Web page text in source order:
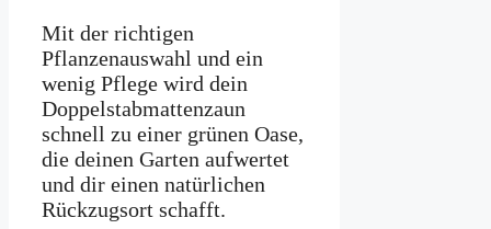
Mit der richtigen
Pflanzenauswahl und ein
wenig Pflege wird dein
Doppelstabmattenzaun
schnell zu einer grünen Oase,
die deinen Garten aufwertet
und dir einen natürlichen
Rückzugsort schafft.